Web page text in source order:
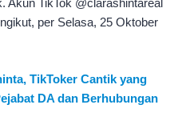
Akun TikTok @clarashintareal
per Selasa, 25 Oktober
TikToker Cantik yang
DA dan Berhubungan